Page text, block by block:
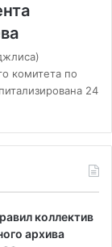
комитета по
24
коллектив
архива